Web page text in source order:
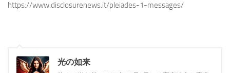
https://www.disclosurenews.it/pleiades-1-messages/
光の如来